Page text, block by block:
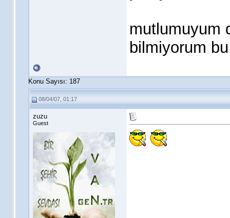
mutlumuyum
bilmiyorum
Konu Sayısı: 187
08/04/07, 01:17
zuzu
Guest